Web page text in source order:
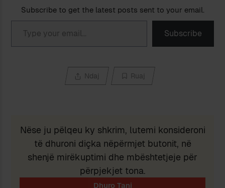
Subscribe to get the latest posts sent to your email.
Type your email…
Subscribe
Ndaj Ruaj
Nëse ju pëlqeu ky shkrim, lutemi konsideroni
të dhuroni diçka nëpërmjet butonit, në
shenjë mirëkuptimi dhe mbështetjeje për
përpjekjet tona.